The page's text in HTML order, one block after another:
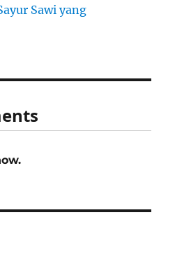
Sawi yang